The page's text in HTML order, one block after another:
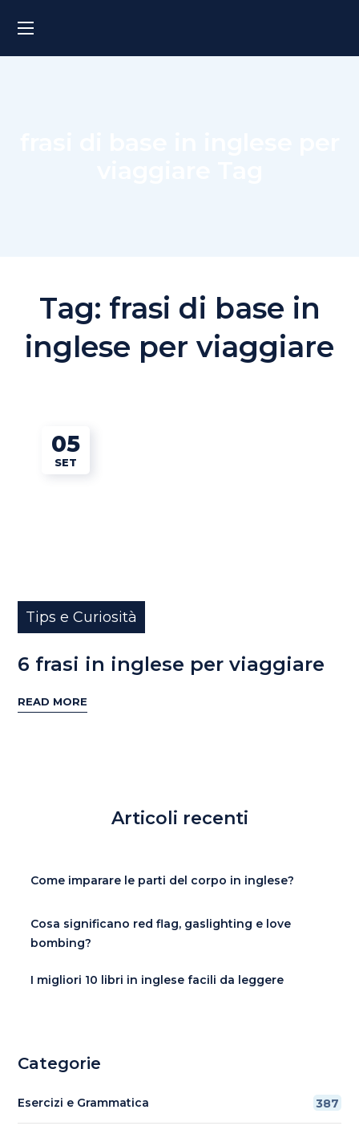
Tag: frasi di base in
inglese per viaggiare
05
SET
Tips e Curiosità
6 frasi in inglese per viaggiare
READ MORE
Articoli recenti
Come imparare le parti del corpo in inglese?
Cosa significano red flag, gaslighting e love
bombing?
I migliori 10 libri in inglese facili da leggere
Categorie
Esercizi e Grammatica 387